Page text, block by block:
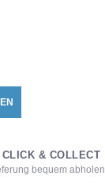
CLICK & COLLECT
bequem abholen